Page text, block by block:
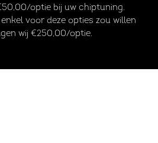
optie bij uw chiptuning.
voor deze opties zou willen
wij €250,00/optie.